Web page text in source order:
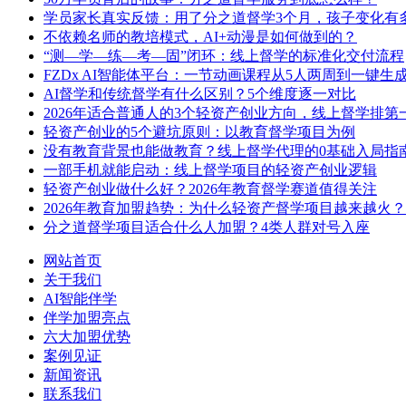
学员家长真实反馈：用了分之道督学3个月，孩子变化有
不依赖名师的教培模式，AI+动漫是如何做到的？
“测—学—练—考—固”闭环：线上督学的标准化交付流程
FZDx AI智能体平台：一节动画课程从5人两周到一键生
AI督学和传统督学有什么区别？5个维度逐一对比
2026年适合普通人的3个轻资产创业方向，线上督学排第
轻资产创业的5个避坑原则：以教育督学项目为例
没有教育背景也能做教育？线上督学代理的0基础入局指
一部手机就能启动：线上督学项目的轻资产创业逻辑
轻资产创业做什么好？2026年教育督学赛道值得关注
2026年教育加盟趋势：为什么轻资产督学项目越来越火？
分之道督学项目适合什么人加盟？4类人群对号入座
网站首页
关于我们
AI智能伴学
伴学加盟亮点
六大加盟优势
案例见证
新闻资讯
联系我们